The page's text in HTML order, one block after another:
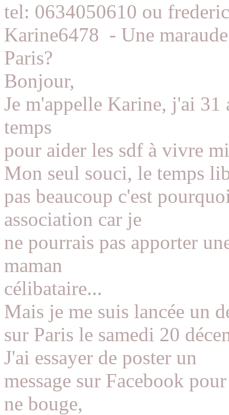
tel: 0634050610 ou
Karine6478 - Une
Paris?
Bonjour,
Je m'appelle Karine, j'ai 31
temps
pour aider les sdf à vivre
Mon seul souci, le temps
pas beaucoup c'est
association car je
ne pourrais pas apporter
maman
célibataire...
Mais je me suis lancée un
sur Paris le samedi 20
J'ai essayer de poster un
message sur Facebook
ne bouge,